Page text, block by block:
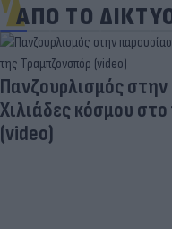
ΑΠΟ ΤΟ